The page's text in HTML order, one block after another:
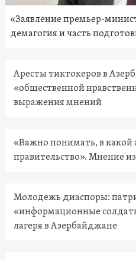
«Заявление премьер-
демагогия и часть
Аресты тиктокеров в
«общественной
выражения мнений
«Важно понимать, в какой
правительство». Мнение
Молодежь диаспоры:
«информационные
лагеря в Азербайджане